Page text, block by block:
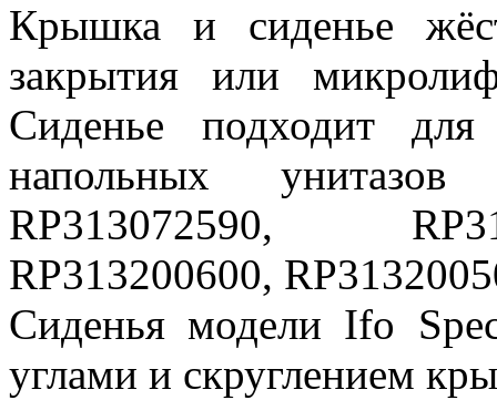
Крышка и сиденье
закрытия или
Сиденье подходит
напольных
RP313072590,
RP313200600,
Сиденья модели Ifo
углами и скруглением